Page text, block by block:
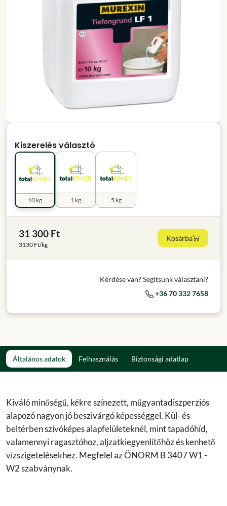
Kiszerelés választó
1 kg 5 kg
10 kg
31 300 Ft
3130 Ft/kg
Kosárba
Kérdése van? Segítsünk választani?
+36 70 332 7658
Általános adatok Felhasználás Biztonsági adatlap
Kiváló minőségű, kékre színezett, műgyantadiszperziós
alapozó nagyon jó beszivárgó képességgel. Kül- és
beltérben szívóképes alapfelületeknél, mint tapadóhíd,
valamennyi ragasztóhoz, aljzatkiegyenlítőhöz és kenhető
vízszigetelésekhez. Megfelel az ÖNORM B 3407 W1 -
W2 szabványnak.